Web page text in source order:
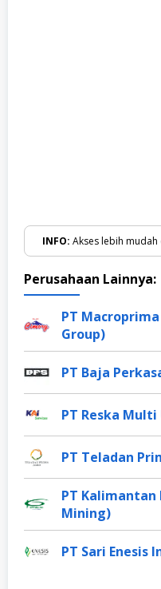
INFO: Akses lebih
Perusahaan Lainnya:
PT
Group)
PT Baja
PT Reska Multi
PT Teladan
PT Kalimantan
Mining)
PT Sari Enesis